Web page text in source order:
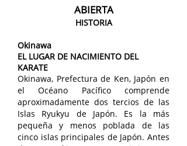
ABIERTA
HISTORIA
Okinawa
EL LUGAR DE NACIMIENTO DEL
KARATE
Okinawa, Prefectura de Ken, Japón en
el Océano Pacífico comprende
aproximadamente dos tercios de las
Islas Ryukyu de Japón. Es la más
pequeña y menos poblada de las
cinco islas principales de Japón. Antes